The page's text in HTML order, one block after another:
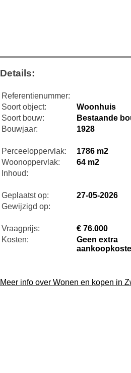
Details:
Referentienummer:
Soort object:
Woonhuis
Soort bouw:
Bestaande
Bouwjaar:
1928
Perceeloppervlak:
1786 m2
Woonoppervlak:
64 m2
Inhoud:
Geplaatst op:
27-05-2026
Gewijzigd op:
Vraagprijs:
€ 76.000
Kosten:
Geen extra
Meer info over Wonen en kopen in